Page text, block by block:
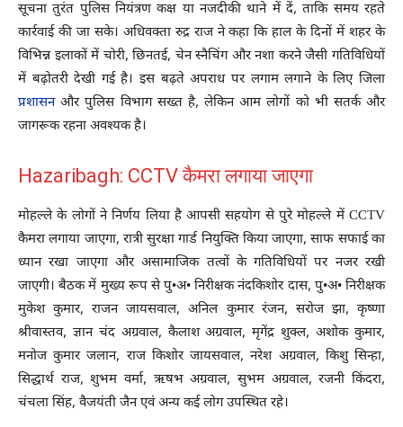
सूचना तुरंत पुलिस नियंत्रण कक्ष या नजदीकी थाने में दें, ताकि समय रहते
कार्रवाई की जा सके। अधिवक्ता रुद्र राज ने कहा कि हाल के दिनों में शहर के
विभिन्न इलाकों में चोरी, छिनतई, चेन स्नैचिंग और नशा करने जैसी गतिविधियों
में बढ़ोतरी देखी गई है। इस बढ़ते अपराध पर लगाम लगाने के लिए जिला
प्रशासनऔर पुलिस विभाग सख्त है, लेकिन आम लोगों को भी सतर्क और
जागरूक रहना अवश्यक है।
Hazaribagh: CCTV कैमरा लगाया जाएगा
मोहल्ले के लोगों ने निर्णय लिया है आपसी सहयोग से पुरे मोहल्ले में CCTV
कैमरा लगाया जाएगा, रात्री सुरक्षा गार्ड नियुक्ति किया जाएगा, साफ सफाई का
ध्यान रखा जाएगा और असामाजिक तत्वों के गतिविधियों पर नजर रखी
जाएगी। बैठक में मुख्य रूप से पु•अ• निरीक्षक नंदकिशोर दास, पु•अ• निरीक्षक
मुकेश कुमार, राजन जायसवाल, अनिल कुमार रंजन, सरोज झा, कृष्णा
श्रीवास्तव, ज्ञान चंद अग्रवाल, कैलाश अग्रवाल, मृगेंद्र शुक्ल, अशोक कुमार,
मनोज कुमार जलान, राज किशोर जायसवाल, नरेश अग्रवाल, किशु सिन्हा,
सिद्धार्थ राज, शुभम वर्मा, ऋषभ अग्रवाल, सुभम अग्रवाल, रजनी किंदरा,
चंचला सिंह, वैजयंती जैन एवं अन्य कई लोग उपस्थित रहे।